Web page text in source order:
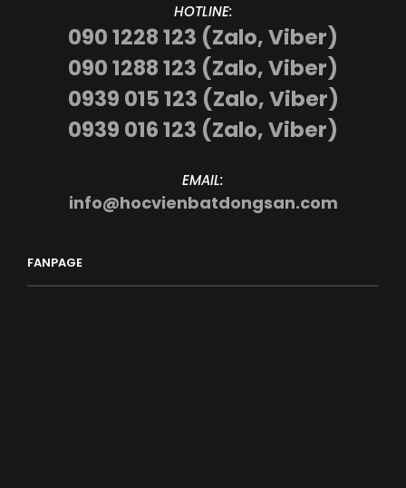
HOTLINE:
090 1228 123 (Zalo, Viber)
090 1288 123 (Zalo, Viber)
0939 015 123 (Zalo, Viber)
0939 016 123 (Zalo, Viber)
EMAIL:
info@hocvienbatdongsan.com
FANPAGE